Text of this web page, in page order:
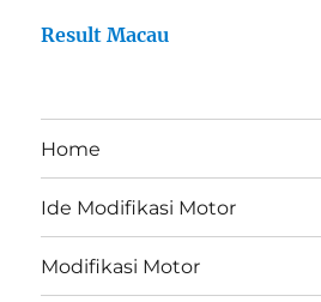
Result Macau
Home
Ide Modifikasi Motor
Modifikasi Motor